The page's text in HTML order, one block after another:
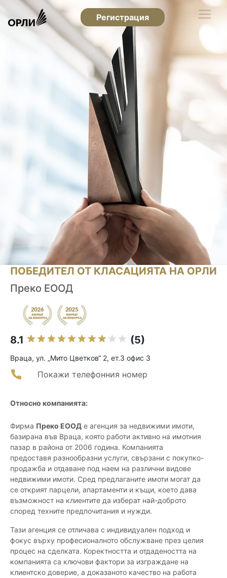
Регистрация
ПОБЕДИТЕЛ ОТ КЛАСАЦИЯТА НА ОРЛИ
Преко ЕООД
8.1 (5)
Враца, ул. „Мито Цветков“ 2, ет.3 офис 3
Покажи телефонния номер
Относно компанията:
Фирма Преко ЕООД е агенция за недвижими имоти,
базирана във Враца, която работи активно на имотния
пазар в района от 2006 година. Компанията
предоставя разнообразни услуги, свързани с покупко-
продажба и отдаване под наем на различни видове
недвижими имоти. Сред предлаганите имоти могат да
се открият парцели, апартаменти и къщи, което дава
възможност на клиентите да изберат най-доброто
според техните предпочитания и нужди.
Тази агенция се отличава с индивидуален подход и
фокус върху професионалното обслужване през целия
процес на сделката. Коректността и отдадеността на
компанията са ключови фактори за изграждане на
клиентско доверие, а доказаното качество на работа